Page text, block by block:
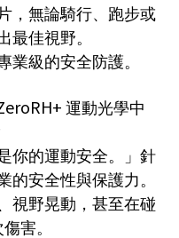
，無論騎行、跑步或
最佳視野。
業級的安全防護。
運動光學中
你的運動安全。」針
的安全性與保護力。
視野晃動，甚至在碰
害。